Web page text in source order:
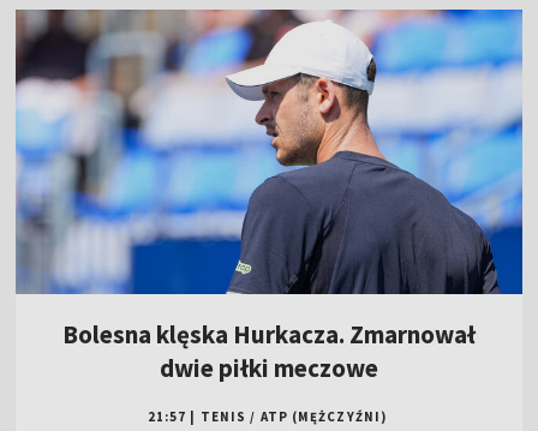
Bolesna klęska Hurkacza. Zmarnował
dwie piłki meczowe
21:57 TENIS / ATP (MĘŻCZYŹNI)